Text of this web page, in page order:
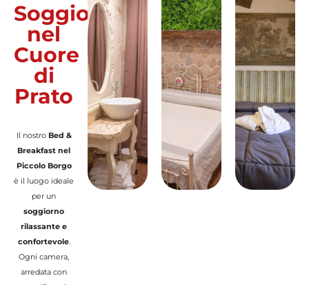
Soggiorna
nel
Cuore
di
Prato
Il nostro Bed &
Breakfast nel
Piccolo Borgo
è il luogo ideale
per un
soggiorno
rilassante e
confortevole.
Ogni camera,
arredata con